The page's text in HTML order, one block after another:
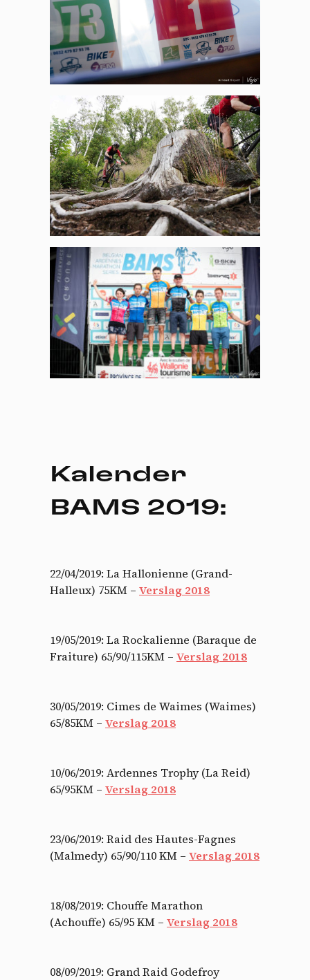
Kalender
BAMS 2019:
22/04/2019: La Hallonienne (Grand-
Halleux) 75KM – Verslag 2018
19/05/2019: La Rockalienne (Baraque de
Fraiture) 65/90/115KM – Verslag 2018
30/05/2019: Cimes de Waimes (Waimes)
65/85KM – Verslag 2018
10/06/2019: Ardennes Trophy (La Reid)
65/95KM – Verslag 2018
23/06/2019: Raid des Hautes-Fagnes
(Malmedy) 65/90/110 KM – Verslag 2018
18/08/2019: Chouffe Marathon
(Achouffe) 65/95 KM – Verslag 2018
08/09/2019: Grand Raid Godefroy